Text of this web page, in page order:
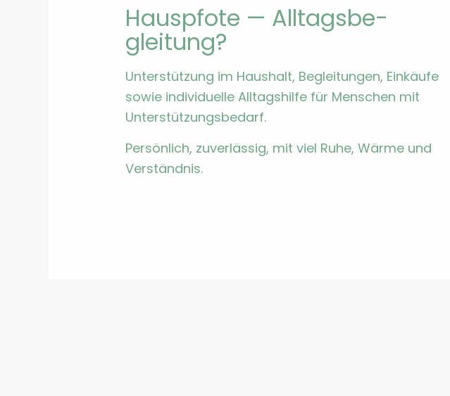
Hausp­fote — All­t­ags­be­
gleitung?
Unter­stützung im Haushalt, Begleitun­gen, Einkäufe
sowie indi­vidu­elle All­t­agshil­fe für Men­schen mit
Unter­stützungs­be­darf.
Per­sön­lich, zuver­läs­sig, mit viel Ruhe, Wärme und
Ver­ständ­nis.